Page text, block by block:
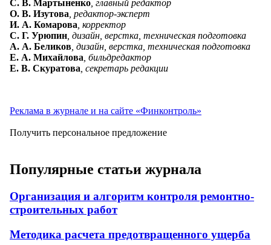
С. В. Мартыненко , главный редактор
О. В. Изутова , редактор-эксперт
И. А. Комарова , корректор
С. Г. Урюпин , дизайн, верстка, техническая подготовка
А. А. Беликов , дизайн, верстка, техническая подготовка
Е. А. Михайлова , бильдредактор
Е. В. Скуратова , секретарь редакции
Реклама в журнале и на сайте «Финконтроль»
Получить персональное предложение
Популярные статьи журнала
Организация и алгоритм контроля ремонтно-
строительных работ
Методика расчета предотвращенного ущерба